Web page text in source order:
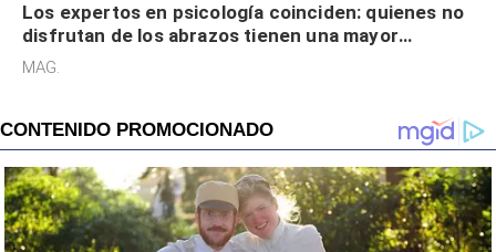
Los expertos en psicología coinciden: quienes no
disfrutan de los abrazos tienen una mayor
sensibilidad a los estímulos físicos y no es por
MAG.